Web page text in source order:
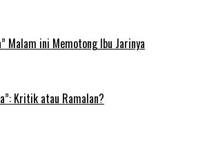
Malam ini Memotong Ibu Jarinya
Kritik atau Ramalan?